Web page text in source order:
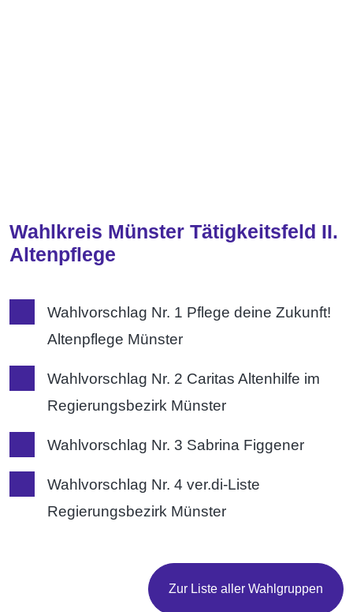
Wahlkreis Münster Tätigkeitsfeld II.
Altenpflege
Wahlvorschlag Nr. 1 Pflege deine Zukunft!
Altenpflege Münster
Wahlvorschlag Nr. 2 Caritas Altenhilfe im
Regierungsbezirk Münster
Wahlvorschlag Nr. 3 Sabrina Figgener
Wahlvorschlag Nr. 4 ver.di-Liste
Regierungsbezirk Münster
Zur Liste aller Wahlgruppen